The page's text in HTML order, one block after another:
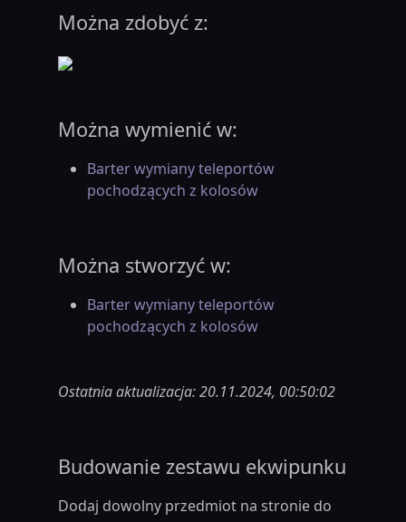
Można zdobyć z:
Można wymienić w:
Barter wymiany teleportów
pochodzących z kolosów
Można stworzyć w:
Barter wymiany teleportów
pochodzących z kolosów
Ostatnia aktualizacja: 20.11.2024, 00:50:02
Budowanie zestawu ekwipunku
Dodaj dowolny przedmiot na stronie do